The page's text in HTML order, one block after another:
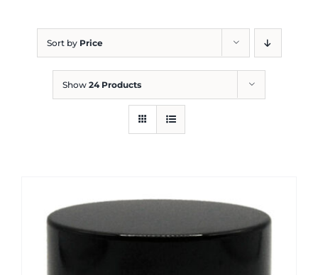
Sort by Price
Show 24 Products